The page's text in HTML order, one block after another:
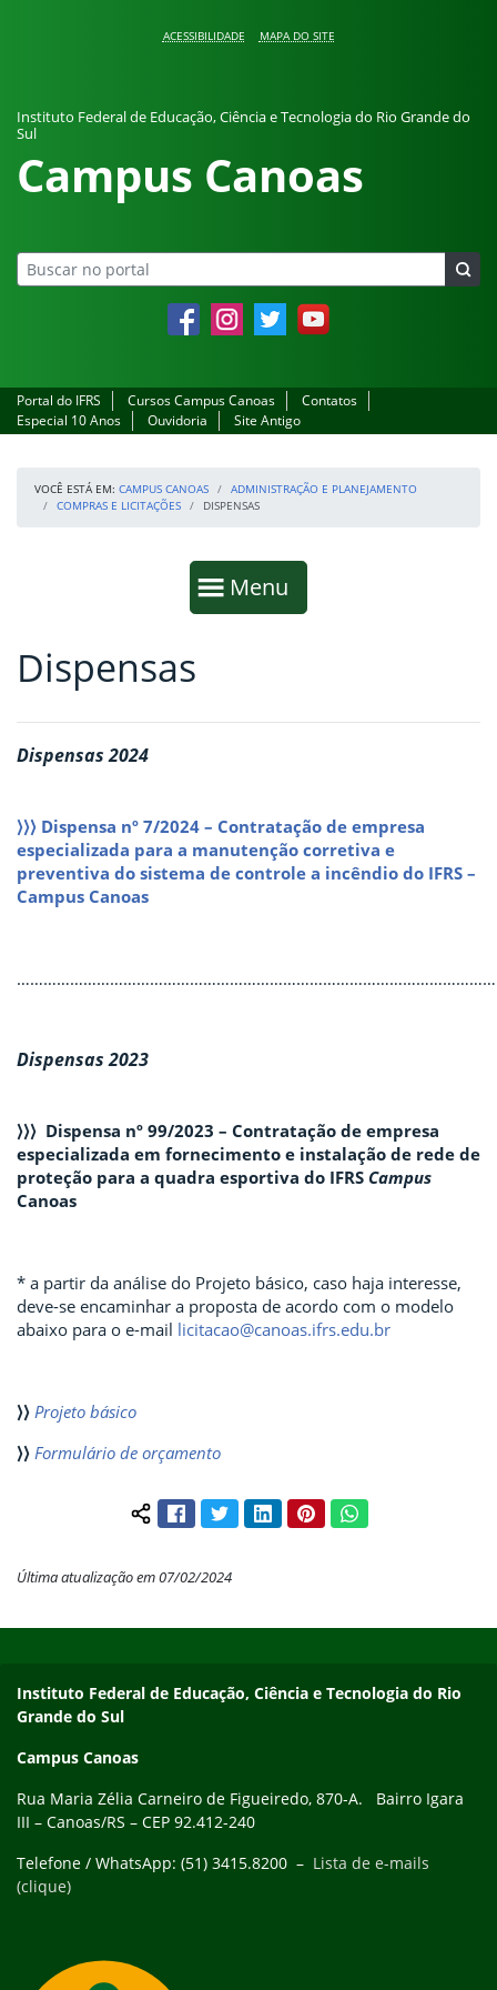
ACESSIBILIDADE MAPA DO SITE
Instituto Federal de Educação, Ciência e Tecnologia do Rio Grande do
Sul
Campus Canoas
FacebookInstagramTwitter YouTube
Portal do IFRS Cursos Campus Canoas
Contatos
Especial 10 Anos
Ouvidoria Site Antigo
VOCÊ ESTÁ EM: CAMPUS CANOAS
ADMINISTRAÇÃO E PLANEJAMENTO
COMPRAS E LICITAÇÕES
DISPENSAS
Mostrar
Menu
Fim da navegação
Início do conteúdo
Dispensas
Dispensas 2024
⟩⟩⟩ Dispensa nº 7/2024 – Contratação de empresa
especializada para a manutenção corretiva e
preventiva do sistema de controle a incêndio do IFRS –
Campus Canoas
Dispensas 2023
⟩⟩⟩ Dispensa nº 99/2023 – Contratação de empresa
especializada em fornecimento e instalação de rede de
proteção para a quadra esportiva do IFRS Campus
Canoas
* a partir da análise do Projeto básico, caso haja interesse,
deve-se encaminhar a proposta de acordo com o modelo
abaixo para o e-mail licitacao@canoas.ifrs.edu.br
⟩⟩ Projeto básico
⟩⟩ Formulário de orçamento
Compartilhar conteúdo:
FacebookTwitterLinkedInPinterestWhatsApp
Última atualização em 07/02/2024
Instituto Federal de Educação, Ciência e Tecnologia do Rio
Grande do Sul
Campus Canoas
Rua Maria Zélia Carneiro de Figueiredo, 870-A. Bairro Igara
III – Canoas/RS – CEP 92.412-240
Telefone / WhatsApp: (51) 3415.8200 – Lista de e-mails
(clique)